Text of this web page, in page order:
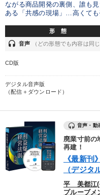
ながる商品開発の裏側、誰も
ある「共感の現場」…高くて
形 態
headset 音声 （どの形態でも内容は同じ
CD版
デジタル音声版
（配信＋ダウンロード）
音声・動
廃業寸前の
再建！
《最新刊
（デジタ
平 美都江(
プルーブ